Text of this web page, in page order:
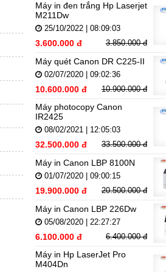
Máy in đen trắng Hp Laserjet
M211Dw
25/10/2022 | 08:09:03
3.600.000 đ 3.850.000 đ
Máy quét Canon DR C225-II
02/07/2020 | 09:02:36
10.600.000 đ 10.900.000 đ
Máy photocopy Canon
IR2425
08/02/2021 | 12:05:03
32.500.000 đ 33.500.000 đ
Máy in Canon LBP 8100N
01/07/2020 | 09:00:15
19.900.000 đ 20.500.000 đ
Máy in Canon LBP 226Dw
05/08/2020 | 22:27:27
6.100.000 đ 6.400.000 đ
Máy in Hp LaserJet Pro
M404Dn